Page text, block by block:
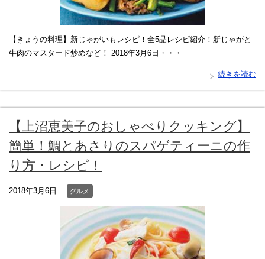
【きょうの料理】新じゃがいもレシピ！全5品レシピ紹介！新じゃがと
牛肉のマスタード炒めなど！ 2018年3月6日・・・
続きを読む
【上沼恵美子のおしゃべりクッキング】
簡単！鯛とあさりのスパゲティーニの作
り方・レシピ！
2018年3月6日 グルメ